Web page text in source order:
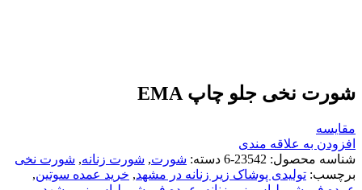
شورت نخی جلو چاپ EMA
مقایسه
افزودن به علاقه مندی
شناسه محصول: 23542-6 دسته: شورت, شورت زنانه, شورت نخی
برچسب: تولیدی پوشاک زیر زنانه در مشهد, خرید عمده سوتین,